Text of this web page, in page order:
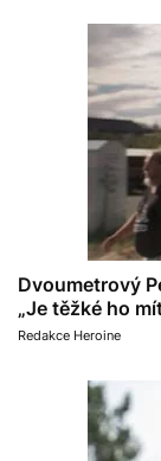
Dvoumetrový
„Je těžké ho
Redakce Heroine